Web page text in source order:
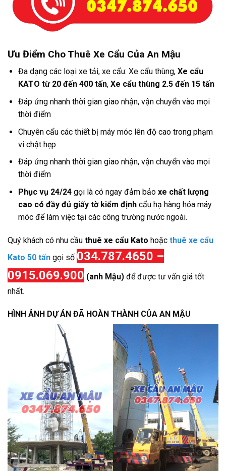
Ưu Điểm Cho Thuê Xe Cẩu Của An Mậu
Đa dạng các loại xe tải, xe cẩu: Xe cẩu thùng, Xe cẩu
KATO từ 20 đến 400 tấn, Xe cẩu thùng 2.5 đến 15 tấn
Đáp ứng nhanh thời gian giao nhận, vận chuyển vào mọi
thời điểm
Chuyên cẩu các thiết bị máy móc lên độ cao trong phạm
vi chật hẹp
Đáp ứng nhanh thời gian giao nhận, vận chuyển vào mọi
thời điểm
Phục vụ 24/24gọi là có ngay đảm bảo xe chất lượng
cao có đầy đủ giấy tờ kiểm địnhcẩu hạ hàng hóa máy
móc để làm việc tại các công trường nước ngoài.
Quý khách có nhu cầu thuê xe cẩu Kato hoặc thuê xe cẩu
Kato 50 tấn gọi số 034.787.4650 –
0915.069.900 (anh Mậu) để được tư vấn giá tốt
nhất.
HÌNH ẢNH DỰ ÁN ĐÃ HOÀN THÀNH CỦA AN MẬU